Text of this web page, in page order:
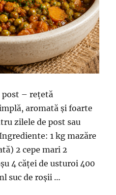
post – rețetă
aromată și foarte
zilele de post sau
1 kg mazăre
2 cepe mari 2
4 căței de usturoi 400
suc de roșii …
de mazăre, fară carne